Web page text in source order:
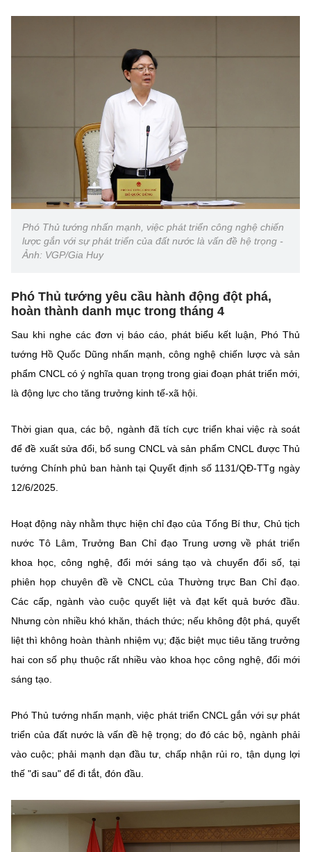
Phó Thủ tướng nhấn mạnh, việc phát triển công nghệ chiến
lược gắn với sự phát triển của đất nước là vấn đề hệ trọng -
Ảnh: VGP/Gia Huy
Phó Thủ tướng yêu cầu hành động đột phá,
hoàn thành danh mục trong tháng 4
Sau khi nghe các đơn vị báo cáo, phát biểu kết luận, Phó Thủ
tướng Hồ Quốc Dũng nhấn mạnh, công nghệ chiến lược và sản
phẩm CNCL có ý nghĩa quan trọng trong giai đoạn phát triển mới,
là động lực cho tăng trưởng kinh tế-xã hội.
Thời gian qua, các bộ, ngành đã tích cực triển khai việc rà soát
để đề xuất sửa đổi, bổ sung CNCL và sản phẩm CNCL được Thủ
tướng Chính phủ ban hành tại Quyết định số 1131/QĐ-TTg ngày
12/6/2025.
Hoạt động này nhằm thực hiện chỉ đạo của Tổng Bí thư, Chủ tịch
nước Tô Lâm, Trưởng Ban Chỉ đạo Trung ương về phát triển
khoa học, công nghệ, đổi mới sáng tạo và chuyển đổi số, tại
phiên họp chuyên đề về CNCL của Thường trực Ban Chỉ đạo.
Các cấp, ngành vào cuộc quyết liệt và đạt kết quả bước đầu.
Nhưng còn nhiều khó khăn, thách thức; nếu không đột phá, quyết
liệt thì không hoàn thành nhiệm vụ; đặc biệt mục tiêu tăng trưởng
hai con số phụ thuộc rất nhiều vào khoa học công nghệ, đổi mới
sáng tạo.
Phó Thủ tướng nhấn mạnh, việc phát triển CNCL gắn với sự phát
triển của đất nước là vấn đề hệ trọng; do đó các bộ, ngành phải
vào cuộc; phải mạnh dạn đầu tư, chấp nhận rủi ro, tận dụng lợi
thế "đi sau" để đi tắt, đón đầu.